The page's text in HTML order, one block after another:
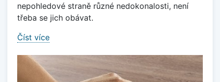
nepohledové straně různé nedokonalosti, není
třeba se jich obávat.
Číst více